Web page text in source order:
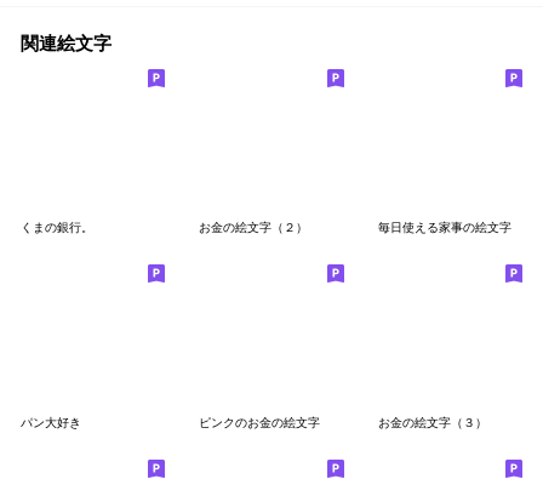
関連絵文字
くまの銀行。 お金の絵文字（２） 毎日使える家事の絵文字
パン大好き ピンクのお金の絵文字 お金の絵文字（３）